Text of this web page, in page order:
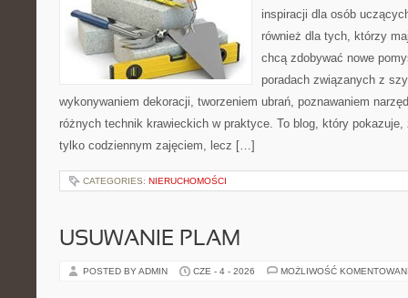
inspiracji dla osób
również dla tych, którzy
chcą zdobywać nowe
poradach związanych z
wykonywaniem dekoracji, tworzeniem ubrań, poznawaniem
różnych technik krawieckich w praktyce. To blog, który
tylko codziennym zajęciem, lecz […]
CATEGORIES: NIERUCHOMOŚCI
USUWANIE PLAM
POSTED BY ADMIN CZE - 4 - 2026 MOŻLIWOŚĆ